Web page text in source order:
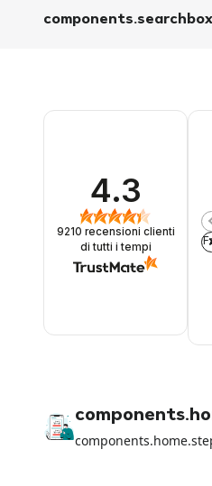
4.3
9210 recensioni clienti
di tutti i tempi